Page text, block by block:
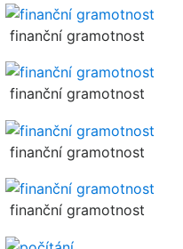
finanční gramotnost
finanční gramotnost
finanční gramotnost
finanční gramotnost